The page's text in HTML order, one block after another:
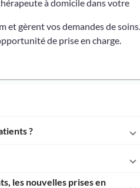
à domicile dans votre
et gèrent vos demandes de soins.
de prise en charge.
?
les nouvelles prises en